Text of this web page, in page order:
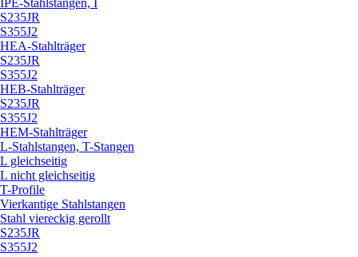
IPE-Stahlstangen, I
S235JR
S355J2
HEA-Stahlträger
S235JR
S355J2
HEB-Stahlträger
S235JR
S355J2
HEM-Stahlträger
L-Stahlstangen, T-Stangen
L gleichseitig
L nicht gleichseitig
T-Profile
Vierkantige Stahlstangen
Stahl viereckig gerollt
S235JR
S355J2